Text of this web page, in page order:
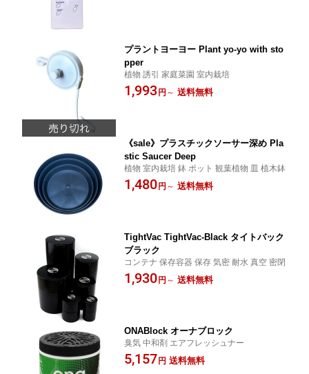
プラントヨーヨー Plant yo-yo with sto
pper
植物 誘引 家庭菜園 室内栽培
1,993円 ～ 送料無料
《sale》プラスチックソーサー深め Pla
stic Saucer Deep
植物 室内栽培 鉢 ポット 観葉植物 皿 植木鉢
1,480円 ～ 送料無料
TightVac TightVac-Black タイトバック
ブラック
コンテナ 保存容器 保存 気密 耐水 真空 密閉
1,930円 ～ 送料無料
ONABlock オーナブロック
臭気 中和剤 エアフレッシュナー
5,157円 送料無料